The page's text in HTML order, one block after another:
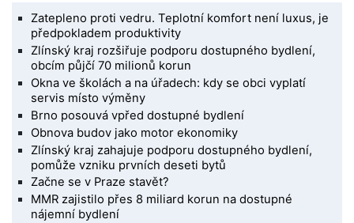
Zatepleno proti vedru. Teplotní komfort není luxus, je
předpokladem produktivity
Zlínský kraj rozšiřuje podporu dostupného bydlení,
obcím půjčí 70 milionů korun
Okna ve školách a na úřadech: kdy se obci vyplatí
servis místo výměny
Brno posouvá vpřed dostupné bydlení
Obnova budov jako motor ekonomiky
Zlínský kraj zahajuje podporu dostupného bydlení,
pomůže vzniku prvních deseti bytů
Začne se v Praze stavět?
MMR zajistilo přes 8 miliard korun na dostupné
nájemní bydlení